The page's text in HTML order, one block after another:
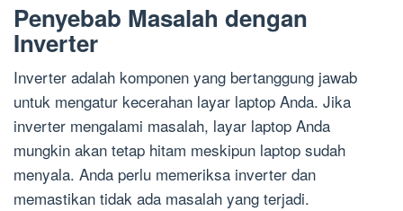
Penyebab Masalah dengan
Inverter
Inverter adalah komponen yang bertanggung jawab
untuk mengatur kecerahan layar laptop Anda. Jika
inverter mengalami masalah, layar laptop Anda
mungkin akan tetap hitam meskipun laptop sudah
menyala. Anda perlu memeriksa inverter dan
memastikan tidak ada masalah yang terjadi.